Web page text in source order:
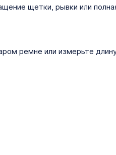
щетки, рывки или
ремне или измерьте